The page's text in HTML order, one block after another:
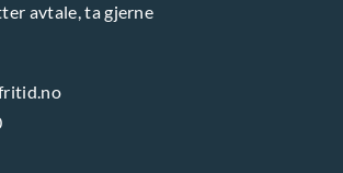
avtale, ta gjerne